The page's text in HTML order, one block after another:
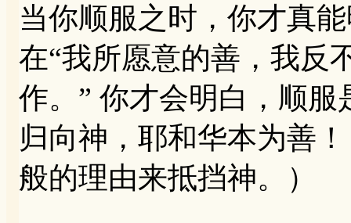
当你顺服之时，你才真
在“我所愿意的善，我反
作。” 你才会明白，顺
归向神，耶和华本为善
般的理由来抵挡神。）